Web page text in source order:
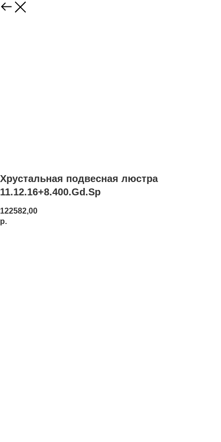
Хрустальная подвесная люстра
11.12.16+8.400.Gd.Sp
122582,00
р.